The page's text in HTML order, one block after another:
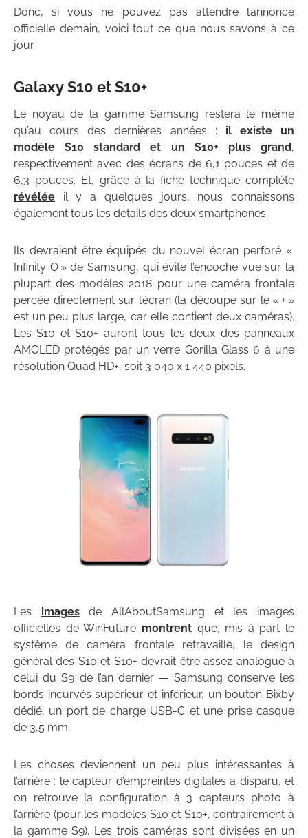
Donc, si vous ne pouvez pas attendre l’annonce
officielle demain, voici tout ce que nous savons à ce
jour.
Galaxy S10 et S10+
Le noyau de la gamme Samsung restera le même
qu’au cours des dernières années : il existe un
modèle S10 standard et un S10+ plus grand,
respectivement avec des écrans de 6,1 pouces et de
6,3 pouces. Et, grâce à la fiche technique complète
révélée il y a quelques jours, nous connaissons
également tous les détails des deux smartphones.
Ils devraient être équipés du nouvel écran perforé «
Infinity O » de Samsung, qui évite l’encoche vue sur la
plupart des modèles 2018 pour une caméra frontale
percée directement sur l’écran (la découpe sur le « + »
est un peu plus large, car elle contient deux caméras).
Les S10 et S10+ auront tous les deux des panneaux
AMOLED protégés par un verre Gorilla Glass 6 à une
résolution Quad HD+, soit 3 040 x 1 440 pixels.
Les imagesde AllAboutSamsung et les images
officielles de WinFuture montrentque, mis à part le
système de caméra frontale retravaillé, le design
général des S10 et S10+ devrait être assez analogue à
celui du S9 de l’an dernier — Samsung conserve les
bords incurvés supérieur et inférieur, un bouton Bixby
dédié, un port de charge USB-C et une prise casque
de 3,5 mm.
Les choses deviennent un peu plus intéressantes à
l’arrière : le capteur d’empreintes digitales a disparu, et
on retrouve la configuration à 3 capteurs photo à
l’arrière (pour les modèles S10 et S10+, contrairement à
la gamme S9). Les trois caméras sont divisées en un